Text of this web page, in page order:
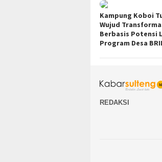
Kampung Koboi
Wujud
Berbasis Potensi
Program Desa
REDAKSI